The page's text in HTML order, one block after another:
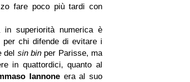
fare poco più tardi con
superiorità numerica è
chi difende di evitare i
del sin binper Parisse, ma
in quattordici, quanto al
Iannoneera al suo